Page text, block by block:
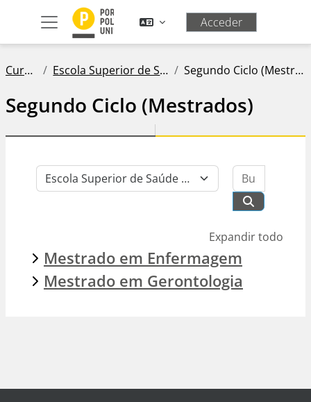
Salta al contenido principal
Panel lateral
Acceder
Cursos Escola Superior de Saúde Segundo Ciclo (Mestrados)
Segundo Ciclo (Mestrados)
Categorías
Buscar
Expandir todo
Mestrado em Enfermagem
Mestrado em Gerontologia